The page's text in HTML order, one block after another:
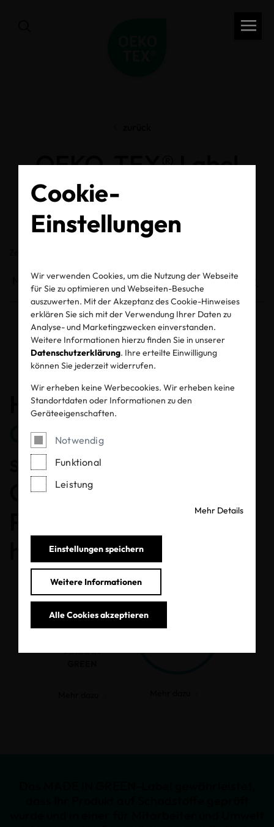
Cookie-
Einstellungen
Wir verwenden Cookies, um die Nutzung der Webseite
für Sie zu optimieren und Webseiten-Besuche
auszuwerten. Mit der Akzeptanz des Cookie-Hinweises
erklären Sie sich mit der Verwendung Ihrer Daten zu
Analyse- und Marketingzwecken einverstanden.
Weitere Informationen hierzu finden Sie in unserer
Datenschutzerklärung. Ihre erteilte Einwilligung
können Sie jederzeit widerrufen.
Wir erheben keine Werbecookies. Wir erheben keine
Standortdaten oder Informationen zu den
Geräteeigenschaften.
Notwendig
Funktional
Leistung
Mehr Details
Einstellungen speichern
Weitere Informationen
Alle Cookies akzeptieren
OEKO-TEX® Label
Check
Entzogene Zertifikate und Labels
Herzlichen
Glückwunsch
sich für ein MADE IN
GREEN gelabeltes
Produkt entschieden
haben.
MADE IN